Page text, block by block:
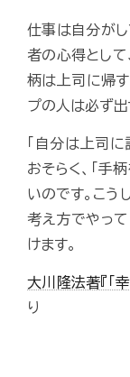
仕事は自分がし
者の心得とし
柄は上司に帰す
プの人は必ず出
「自分は上司に
おそらく、「手
いのです。こう
考え方でやって
けます。
大川隆法著『「
り